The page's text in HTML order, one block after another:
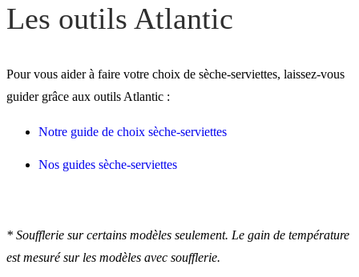
Les outils Atlantic
Pour vous aider à faire votre choix de sèche-serviettes, laissez-vous
guider grâce aux outils Atlantic :
Notre guide de choix sèche-serviettes
Nos guides sèche-serviettes
* Soufflerie sur certains modèles seulement. Le gain de température
est mesuré sur les modèles avec soufflerie.